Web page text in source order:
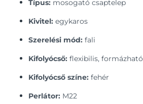
Típus: mosogató csaptelep
Kivitel: egykaros
Szerelési mód: fali
Kifolyócső: flexibilis, formázható
Kifolyócső színe: fehér
Perlátor: M22